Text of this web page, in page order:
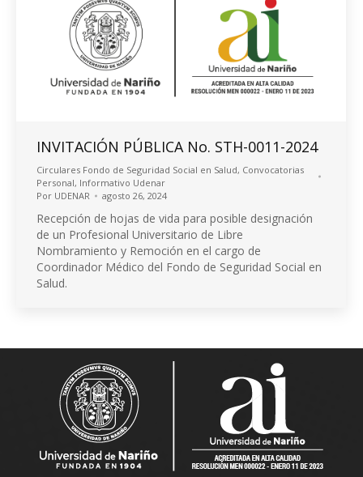
INVITACIÓN PÚBLICA No. STH-0011-2024
Circulares Fondo de Seguridad Social en Salud, Convocatorias
Personal, Informativo Udenar
Por UDENAR agosto 26, 2024
Recepción de hojas de vida para posible designación
de un Profesional Universitario de Libre
Nombramiento y Remoción en el cargo de
Coordinador Médico del Fondo de Seguridad Social en
Salud.